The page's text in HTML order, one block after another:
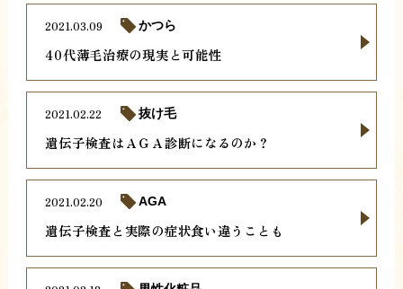
40代薄毛治療の現実と可能性
2021.03.09 かつら
遺伝子検査はＡＧＡ診断になるのか？
2021.02.22 抜け毛
遺伝子検査と実際の症状食い違うことも
2021.02.20 AGA